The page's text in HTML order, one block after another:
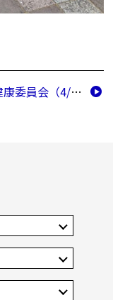
福祉健康委員会（4/8）